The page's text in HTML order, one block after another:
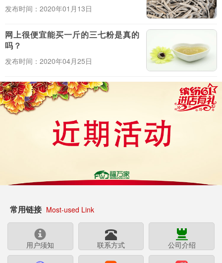
发布时间：2020年01月13日
网上很便宜能买一斤的三七粉是真的
吗？
发布时间：2020年04月25日
常用链接 Most-used Link
用户须知 联系方式 公司介绍